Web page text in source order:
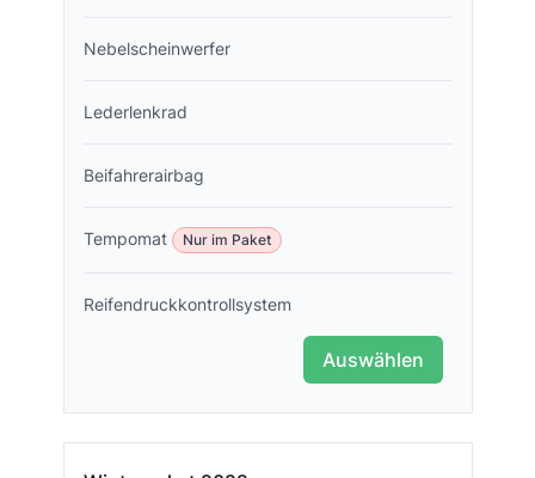
Nebelscheinwerfer
Lederlenkrad
Beifahrerairbag
Tempomat Nur im Paket
Reifendruckkontrollsystem
Auswählen